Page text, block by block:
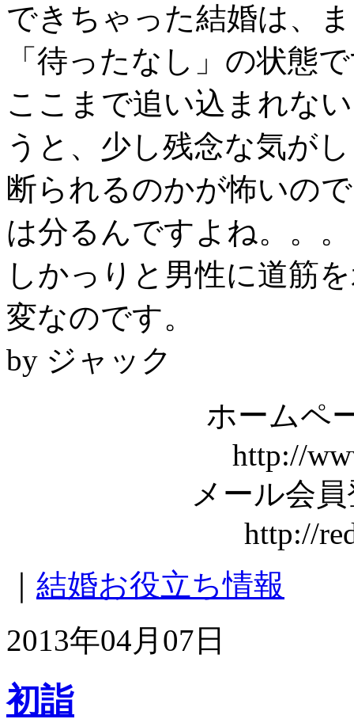
できちゃった結婚は、
「待ったなし」の状態
ここまで追い込まれな
うと、少し残念な気が
断られるのかが怖いの
は分るんですよね。。。
しかっりと男性に道筋
変なのです。
by ジャック
ホームペ
http://
メール会
http://
結婚お役立ち情報
2013年04月07日
初詣